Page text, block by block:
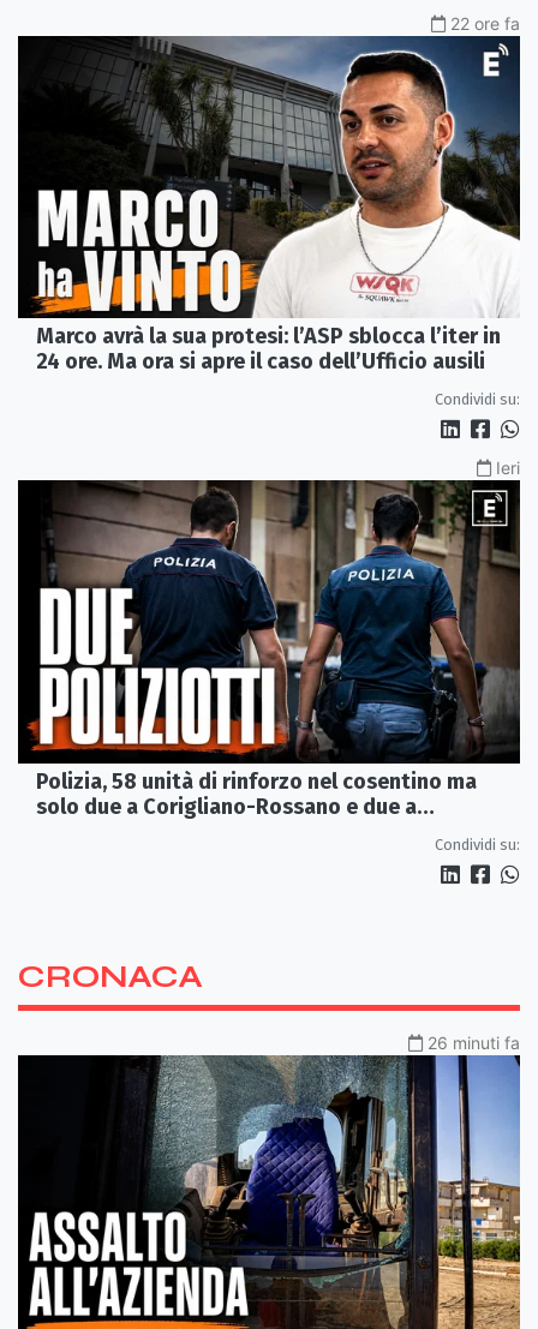
22 ore fa
Marco avrà la sua protesi: l’ASP sblocca l’iter in
24 ore. Ma ora si apre il caso dell’Ufficio ausili
Condividi su:
Ieri
Polizia, 58 unità di rinforzo nel cosentino ma
solo due a Corigliano-Rossano e due a
Condividi su:
CRONACA
26 minuti fa